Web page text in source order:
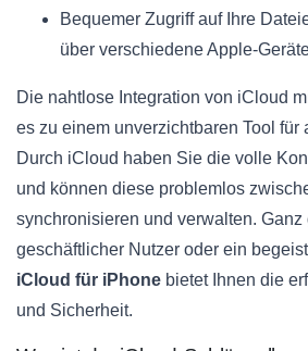
Bequemer Zugriff auf Ihre
über verschiedene Apple-
Die nahtlose Integration von iCloud
es zu einem unverzichtbaren Tool für
Durch iCloud haben Sie die volle
und können diese problemlos
synchronisieren und verwalten.
geschäftlicher Nutzer oder ein
iCloud für iPhone bietet Ihnen die
und Sicherheit.